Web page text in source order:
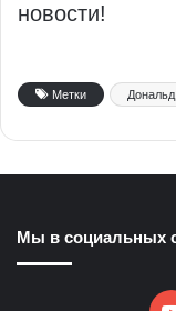
новости!
Метки
Мы в социальных